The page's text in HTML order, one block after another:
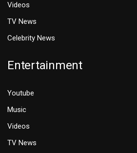
Videos
TV News
Celebrity News
Entertainment
Youtube
Music
Videos
TV News